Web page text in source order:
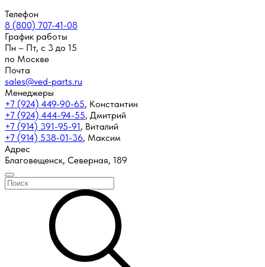
Телефон
8 (800) 707-41-08
График работы
Пн – Пт, с 3 до 15
по Москве
Почта
sales@ved-parts.ru
Менеджеры
+7 (924) 449-90-65, Константин
+7 (924) 444-94-55, Дмитрий
+7 (914) 391-95-91, Виталий
+7 (914) 538-01-36, Максим
Адрес
Благовещенск, Северная, 189